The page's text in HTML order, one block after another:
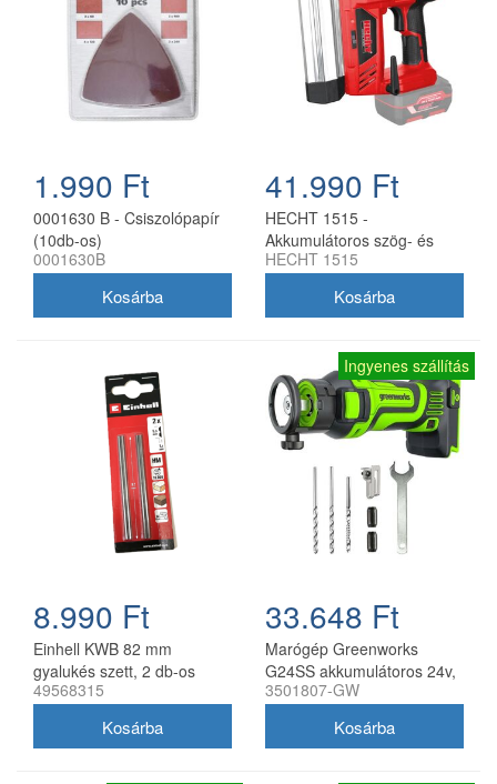
1.990 Ft
0001630 B - Csiszolópapír
(10db-os)
0001630B
41.990 Ft
HECHT 1515 -
Akkumulátoros szög- és
kapocsbelövő
HECHT 1515
8.990 Ft
Einhell KWB 82 mm
gyalukés szett, 2 db-os
(49568315)
49568315
Ingyenes szállítás
33.648 Ft
Marógép Greenworks
G24SS akkumulátoros 24v,
vmélység fa: 31,5mm, akku-
3501807-GW